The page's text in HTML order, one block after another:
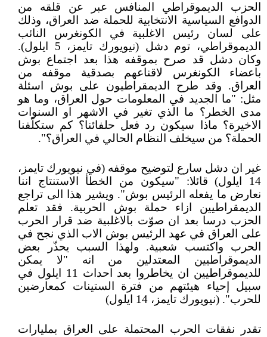
الحزب الديموقراطي المنافس عبر عن قلقه من
الدوافع السياسية الانتخابية للحملة ضد العراق، وذلك
على لسان رئيس الاغلبية في الكونغرس النائب
الديموقراطي، توم دشل (نيويورك تايمز، 5 ايلول).
وكان دشل قد صرح بموقفه هذا بعد اجتماع بوش
باعضاء الكونغرس لاقناعهم بصدقية موقفه من
العراق. وقد طرح الديمقراطيون على بوش اسئلة
مثل: "ما الجديد في المعلومات حول العراق، وما هو
مدى الخطر؟ ما الذي تغير في الاشهر او السنوات
الاخيرة؟ ماذا سيكون رد فعل حلفائنا؟ كم ستكلّفنا
الحملة؟ من سيخلف النظام الحالي في العراق؟".
غير ان دشل سارع لتوضيح موقفه (في نيويورك تايمز،
14 ايلول) قائلا: "سيكون من الخطأ الاستنتاج اننا
نعارض ما يفعله الرئيس بوش". ويشير هذا الى تراجع
الديمقراطيين ازاء حملة بوش الحربية. فقد تعلم
الحزب درسا بعد ان صوّت بالاغلبية ضد قرار الحرب
على العراق في عهد الرئيس بوش الاب الذي نجح في
الحرب واكتسب شعبية. ولهذا السبب يحذّر بعض
الديموقراطيين المعتدلين من انه "لا يمكن
للديموقراطيين ان يخاطروا بعد احداث 11 ايلول في
سبيل إحياء هيئتهم من فترة الستينات كمعارضين
للحرب". (نيويورك تايمز، 14 ايلول)
تقدر نفقات الحرب المحتملة على العراق بمليارات